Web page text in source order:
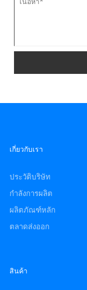
เกี่ยวกับเรา
ประวัติบริษัท
กำลังการผลิต
ผลิตภัณฑ์หลัก
ตลาดส่งออก
สินค้า